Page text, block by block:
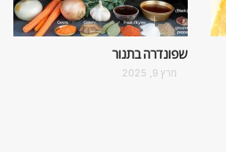
שפונדרה בתנור
מרץ 9, 2025